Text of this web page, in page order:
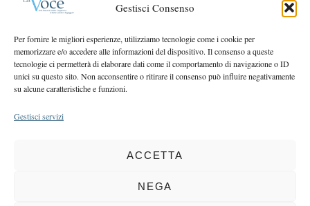
Gestisci Consenso
Per fornire le migliori esperienze, utilizziamo tecnologie come i cookie per
memorizzare e/o accedere alle informazioni del dispositivo. Il consenso a queste
tecnologie ci permetterà di elaborare dati come il comportamento di navigazione o ID
unici su questo sito. Non acconsentire o ritirare il consenso può influire negativamente
su alcune caratteristiche e funzioni.
Gestisci servizi
ACCETTA
NEGA
60 secondi
Piano strategico 2007 – 2009
EDITORIALE PRESIDENTE
Sviluppo: il futuro passa per il locale
COPYRIGHT 2025 LA VOCE |PRIVACY
BCC DI BUSTO GAROLFO E BUGUGGIATE